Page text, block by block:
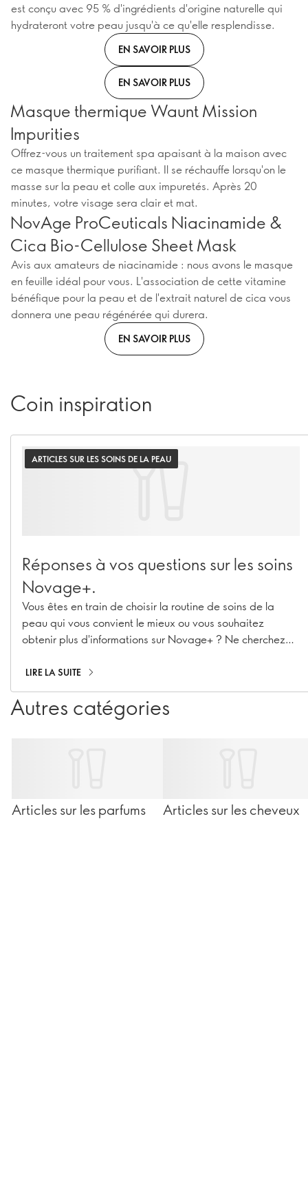
est conçu avec 95 % d'ingrédients d'origine naturelle qui
hydrateront votre peau jusqu'à ce qu'elle resplendisse.
EN SAVOIR PLUS
EN SAVOIR PLUS
Masque thermique Waunt Mission
Impurities
Offrez-vous un traitement spa apaisant à la maison avec
ce masque thermique purifiant. Il se réchauffe lorsqu'on le
masse sur la peau et colle aux impuretés. Après 20
minutes, votre visage sera clair et mat.
NovAge ProCeuticals Niacinamide &
Cica Bio-Cellulose Sheet Mask
Avis aux amateurs de niacinamide : nous avons le masque
en feuille idéal pour vous. L'association de cette vitamine
bénéfique pour la peau et de l'extrait naturel de cica vous
donnera une peau régénérée qui durera.
EN SAVOIR PLUS
Coin inspiration
ARTICLES SUR LES SOINS DE LA PEAU
Réponses à vos questions sur les soins
Novage+.
Vous êtes en train de choisir la routine de soins de la
peau qui vous convient le mieux ou vous souhaitez
obtenir plus d'informations sur Novage+ ? Ne cherchez
Implementation & Premium Skincare Expert, Caroline
Charpentier, a répondu à vos questions les plus
pressantes sur Novage+ !
LIRE LA SUITE
Autres catégories
Articles sur les parfums Articles sur les cheveux